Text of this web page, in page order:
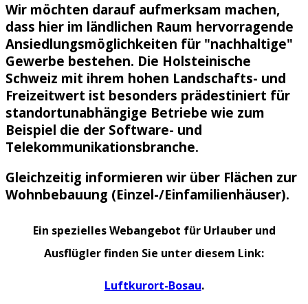
Wir möchten darauf aufmerksam machen,
dass hier im ländlichen Raum hervorragende
Ansiedlungsmöglichkeiten für "nachhaltige"
Gewerbe bestehen. Die Holsteinische
Schweiz mit ihrem hohen Landschafts- und
Freizeitwert ist besonders prädestiniert für
standortunabhängige Betriebe wie zum
Beispiel die der Software- und
Telekommunikationsbranche.
Gleichzeitig informieren wir über Flächen zur
Wohnbebauung (Einzel-/Einfamilienhäuser).
Ein spezielles Webangebot für Urlauber und
Ausflügler finden Sie unter diesem Link:
Luftkurort-Bosau.